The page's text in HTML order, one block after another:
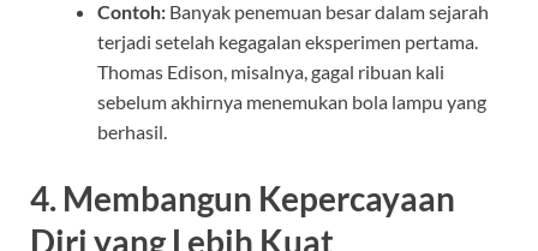
Contoh: Banyak penemuan besar dalam sejarah
terjadi setelah kegagalan eksperimen pertama.
Thomas Edison, misalnya, gagal ribuan kali
sebelum akhirnya menemukan bola lampu yang
berhasil.
4. Membangun Kepercayaan
Diri yang Lebih Kuat